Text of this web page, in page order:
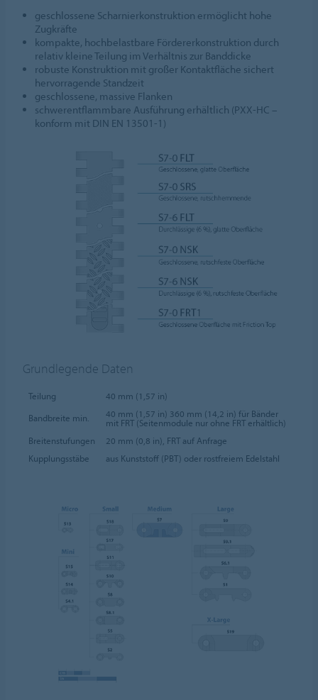
geschlossene Scharnierkonstruktion ermöglicht hohe
Zugkräfte
kompakte, hochbelastbare Fördererkonstruktion durch
relativ kleine Teilung im Verhältnis zur Banddicke
robuste Konstruktion mit großer Kontaktfläche sichert
hervorragende Standzeit
geschlossene, massive Flanken
schwerentflammbare Ausführung erhältlich (PXX-HC –
konform mit DIN EN 13501-1)
Grundlegende Daten
Teilung
40 mm (1,57 in)
Bandbreite min.
40 mm (1,57 in) 360 mm (14,2 in) für Bänder
mit FRT (Seitenmodule nur ohne FRT erhältlich)
Breitenstufungen
20 mm (0,8 in), FRT auf Anfrage
Kupplungsstäbe
aus Kunststoff (PBT) oder rostfreiem Edelstahl